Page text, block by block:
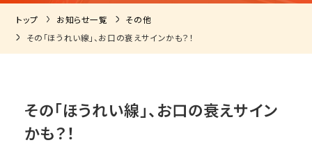
トップ お知らせ一覧
その他
その「ほうれい線」、お口の衰えサインかも？！
その「ほうれい線」、お口の衰えサイン
かも？！